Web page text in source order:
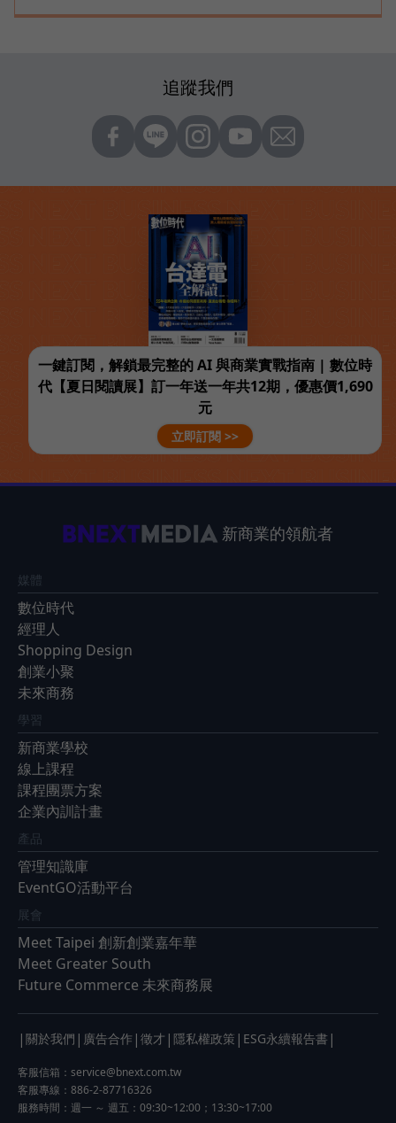
追蹤我們
一鍵訂閱，解鎖最完整的 AI 與商業實戰指南 | 數位時
代【夏日閱讀展】訂一年送一年共12期，優惠價1,690
元
立即訂閱 >>
新商業的領航者
媒體
數位時代
經理人
Shopping Design
創業小聚
未來商務
學習
新商業學校
線上課程
課程團票方案
企業內訓計畫
產品
管理知識庫
EventGO活動平台
展會
Meet Taipei 創新創業嘉年華
Meet Greater South
Future Commerce 未來商務展
| 關於我們 | 廣告合作 | 徵才 | 隱私權政策 | ESG永續報告書 |
客服信箱： service@bnext.com.tw
客服專線：886-2-87716326
服務時間：週一 ～ 週五：09:30~12:00；13:30~17:00